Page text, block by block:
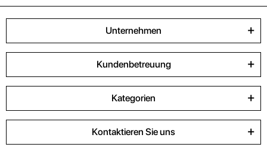
Unternehmen
Kundenbetreuung
Kategorien
Kontaktieren Sie uns